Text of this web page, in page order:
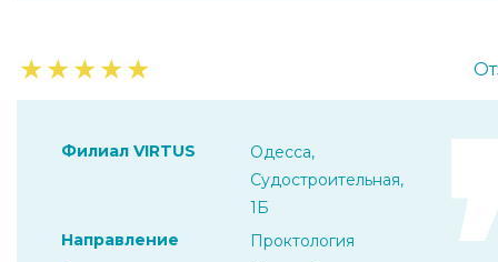
★★★★★
Филиал VIRTUS
Одесса,
Судостроительная,
1Б
Направление
Проктология